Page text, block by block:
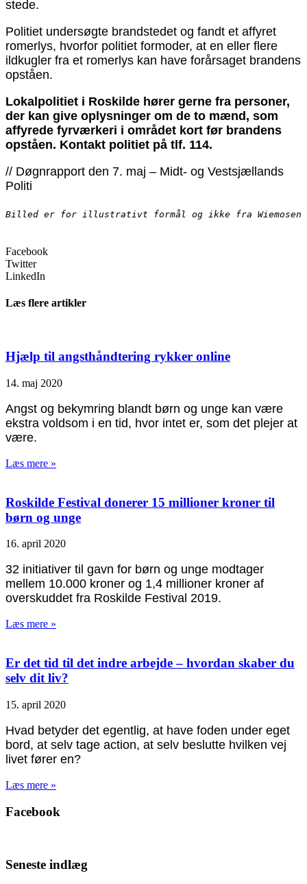
stede.
Politiet undersøgte brandstedet og fandt et affyret
romerlys, hvorfor politiet formoder, at en eller flere
ildkugler fra et romerlys kan have forårsaget brandens
opståen.
Lokalpolitiet i Roskilde hører gerne fra personer,
der kan give oplysninger om de to mænd, som
affyrede fyrværkeri i området kort før brandens
opståen. Kontakt politiet på tlf. 114.
// Døgnrapport den 7. maj – Midt- og Vestsjællands
Politi
Billed er for illustrativt formål og ikke fra Wiemosen
Facebook
Twitter
LinkedIn
Læs flere artikler
Hjælp til angsthåndtering rykker online
14. maj 2020
Angst og bekymring blandt børn og unge kan være
ekstra voldsom i en tid, hvor intet er, som det plejer at
være.
Læs mere »
Roskilde Festival donerer 15 millioner kroner til
børn og unge
16. april 2020
32 initiativer til gavn for børn og unge modtager
mellem 10.000 kroner og 1,4 millioner kroner af
overskuddet fra Roskilde Festival 2019.
Læs mere »
Er det tid til det indre arbejde – hvordan skaber du
selv dit liv?
15. april 2020
Hvad betyder det egentlig, at have foden under eget
bord, at selv tage action, at selv beslutte hvilken vej
livet fører en?
Læs mere »
Facebook
Seneste indlæg